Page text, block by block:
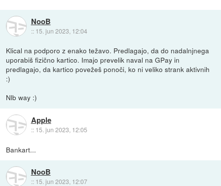
NooB
:: 15. jun 2023, 12:04
Klical na podporo z enako težavo. Predlagajo, da do nadalnjnega
uporabiš fizično kartico. Imajo prevelik naval na GPay in
predlagajo, da kartico povežeš ponoči, ko ni veliko strank aktivnih
:)
Nlb way :)
Apple
:: 15. jun 2023, 12:05
Bankart...
NooB
:: 15. jun 2023, 12:07